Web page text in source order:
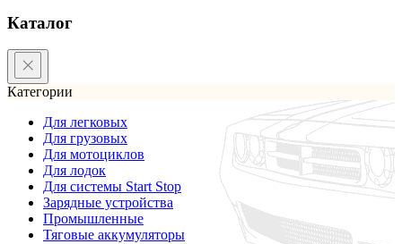
Каталог
Категории
Для легковых
Для грузовых
Для мотоциклов
Для лодок
Для системы Start Stop
Зарядные устройства
Промышленные
Тяговые аккумуляторы